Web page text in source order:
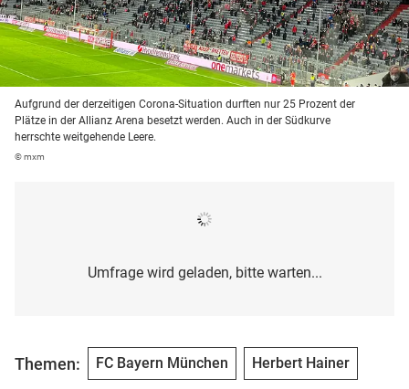
Aufgrund der derzeitigen Corona-Situation durften nur 25 Prozent der
Plätze in der Allianz Arena besetzt werden. Auch in der Südkurve
herrschte weitgehende Leere.
© mxm
Umfrage wird geladen, bitte warten...
Themen: FC Bayern München Herbert Hainer